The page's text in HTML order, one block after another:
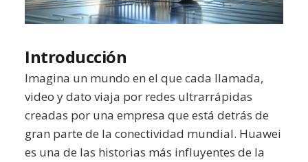
Introducción
Imagina un mundo en el que cada llamada,
video y dato viaja por redes ultrarrápidas
creadas por una empresa que está detrás de
gran parte de la conectividad mundial. Huawei
es una de las historias más influyentes de la